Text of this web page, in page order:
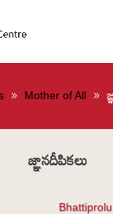
Mother of All
జ్ఞానదీపికలు